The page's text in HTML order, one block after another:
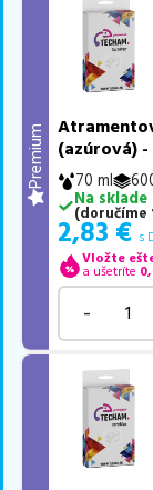
Premium
(azúrová)
70 ml
Na sklade
(doručíme
2,83 € s
Vložte
a ušetríte
-